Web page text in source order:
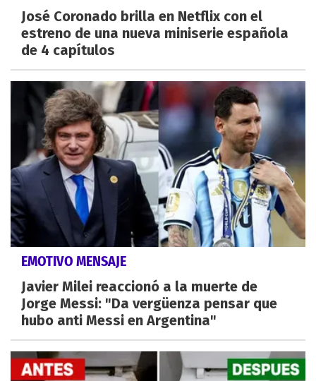
José Coronado brilla en Netflix con el
estreno de una nueva miniserie española
de 4 capítulos
EMOTIVO MENSAJE
Javier Milei reaccionó a la muerte de
Jorge Messi: "Da vergüenza pensar que
hubo anti Messi en Argentina"